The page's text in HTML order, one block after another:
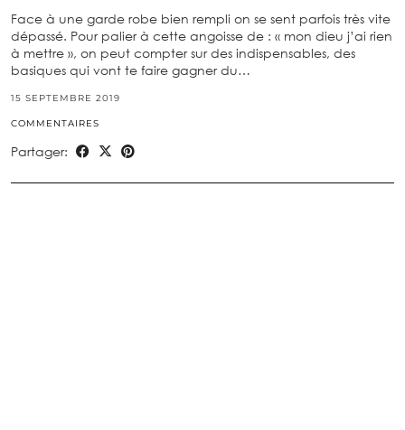
Face à une garde robe bien rempli on se sent parfois très vite
dépassé. Pour palier à cette angoisse de : « mon dieu j’ai rien
à mettre », on peut compter sur des indispensables, des
basiques qui vont te faire gagner du…
15 SEPTEMBRE 2019
COMMENTAIRES
Partager: